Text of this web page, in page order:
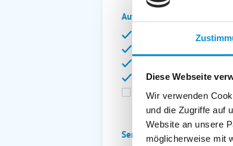
Diese Webseite
Wir verwenden
und die Zugriffe auf
Website an unsere
möglicherweise mit
Außenanlage:
Garten/Liegewiese
Terrasse
Balkon
Service: